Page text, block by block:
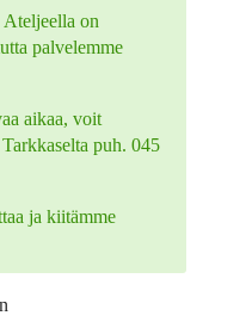
Ateljeella on
palvelemme
aikaa, voit
puh. 045
ja kiitämme